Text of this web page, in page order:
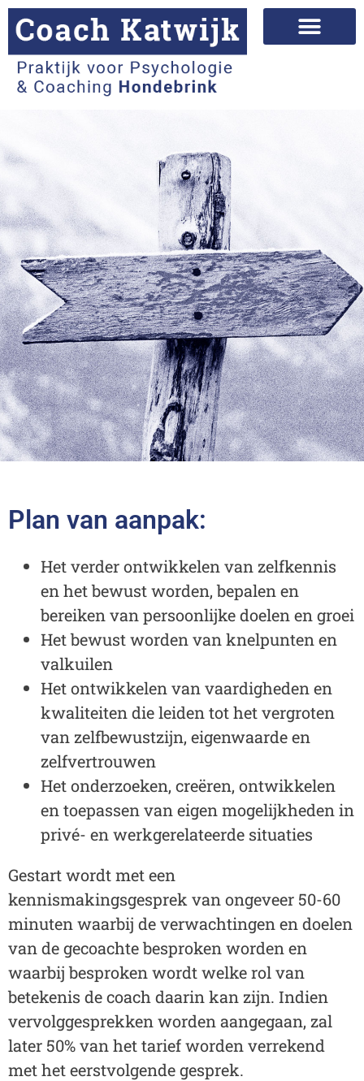
Plan van aanpak:
Het verder ontwikkelen van zelfkennis
en het bewust worden, bepalen en
bereiken van persoonlijke doelen en groei
Het bewust worden van knelpunten en
valkuilen
Het ontwikkelen van vaardigheden en
kwaliteiten die leiden tot het vergroten
van zelfbewustzijn, eigenwaarde en
zelfvertrouwen
Het onderzoeken, creëren, ontwikkelen
en toepassen van eigen mogelijkheden in
privé- en werkgerelateerde situaties
Gestart wordt met een
kennismakingsgesprek van ongeveer 50-60
minuten waarbij de verwachtingen en doelen
van de gecoachte besproken worden en
waarbij besproken wordt welke rol van
betekenis de coach daarin kan zijn. Indien
vervolggesprekken worden aangegaan, zal
later 50% van het tarief worden verrekend
met het eerstvolgende gesprek.